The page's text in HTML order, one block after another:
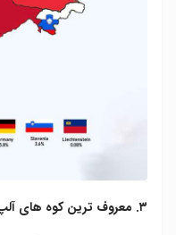
۳. معروف ترین کوه های آلپ